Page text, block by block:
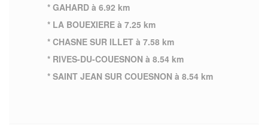
* GAHARD à 6.92 km
* LA BOUEXIERE à 7.25 km
* CHASNE SUR ILLET à 7.58 km
* RIVES-DU-COUESNON à 8.54 km
* SAINT JEAN SUR COUESNON à 8.54 km